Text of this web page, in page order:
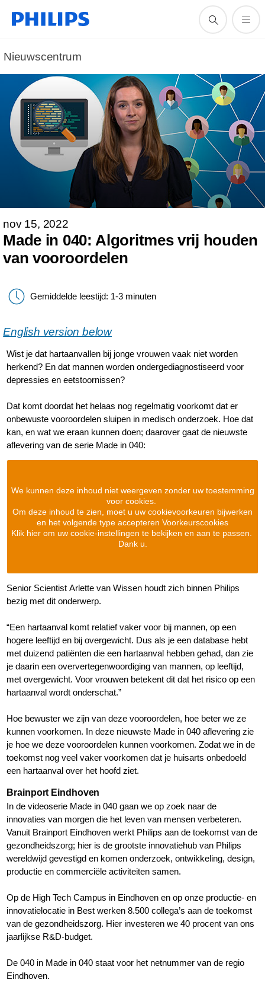
Nieuwscentrum
nov 15, 2022
Made in 040: Algoritmes vrij houden
van vooroordelen
Gemiddelde leestijd: 1-3 minuten
English version below
Wist je dat hartaanvallen bij jonge vrouwen vaak niet worden
herkend? En dat mannen worden ondergediagnostiseerd voor
depressies en eetstoornissen?
Dat komt doordat het helaas nog regelmatig voorkomt dat er
onbewuste vooroordelen sluipen in medisch onderzoek. Hoe dat
kan, en wat we eraan kunnen doen; daarover gaat de nieuwste
aflevering van de serie Made in 040:
We kunnen deze inhoud niet weergeven zonder uw toestemming
voor cookies.
Om deze inhoud te zien, moet u uw cookievoorkeuren bijwerken
en het volgende type accepteren Voorkeurscookies
Klik hier om uw cookie-instellingen te bekijken en aan te passen.
Dank u.
Senior Scientist Arlette van Wissen houdt zich binnen Philips
bezig met dit onderwerp.
“Een hartaanval komt relatief vaker voor bij mannen, op een
hogere leeftijd en bij overgewicht. Dus als je een database hebt
met duizend patiënten die een hartaanval hebben gehad, dan zie
je daarin een oververtegenwoordiging van mannen, op leeftijd,
met overgewicht. Voor vrouwen betekent dit dat het risico op een
hartaanval wordt onderschat.”
Hoe bewuster we zijn van deze vooroordelen, hoe beter we ze
kunnen voorkomen. In deze nieuwste Made in 040 aflevering zie
je hoe we deze vooroordelen kunnen voorkomen. Zodat we in de
toekomst nog veel vaker voorkomen dat je huisarts onbedoeld
een hartaanval over het hoofd ziet.
Brainport Eindhoven
In de videoserie Made in 040 gaan we op zoek naar de
innovaties van morgen die het leven van mensen verbeteren.
Vanuit Brainport Eindhoven werkt Philips aan de toekomst van de
gezondheidszorg; hier is de grootste innovatiehub van Philips
wereldwijd gevestigd en komen onderzoek, ontwikkeling, design,
productie en commerciële activiteiten samen.
Op de High Tech Campus in Eindhoven en op onze productie- en
innovatielocatie in Best werken 8.500 collega’s aan de toekomst
van de gezondheidszorg. Hier investeren we 40 procent van ons
jaarlijkse R&D-budget.
De 040 in Made in 040 staat voor het netnummer van de regio
Eindhoven.